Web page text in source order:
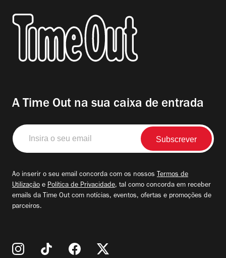
A Time Out na sua caixa de entrada
Insira
o
seu
Ao inserir o seu email concorda com os nossos Termos de
Utilização e Política de Privacidade, tal como concorda em receber
emails da Time Out com notícias, eventos, ofertas e promoções de
parceiros.